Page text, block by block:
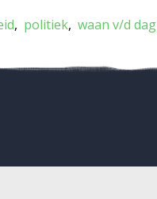
politiek waan v/d dag